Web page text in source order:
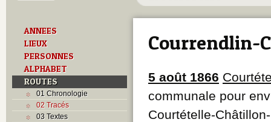
ANNEES
LIEUX
PERSONNES
ALPHABET
ROUTES
01 Chronologie
02 Tracés
03 Textes
Courrendlin-
5 août 1866
communale pour
Courtételle-